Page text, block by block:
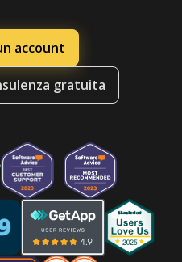
account
gratuita